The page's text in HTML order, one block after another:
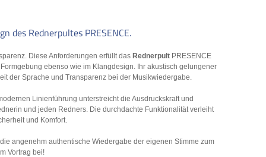
des Rednerpultes PRESENCE.
Diese Anforderungen erfüllt das Rednerpult PRESENCE
ebenso wie im Klangdesign. Ihr akustisch gelungener
der Sprache und Transparenz bei der Musikwiedergabe.
Linienführung unterstreicht die Ausdruckskraft und
und jeden Redners. Die durchdachte Funktionalität verleiht
und Komfort.
angenehm authentische Wiedergabe der eigenen Stimme zum
Vortrag bei!